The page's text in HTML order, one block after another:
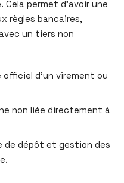
permet d’avoir une
règles bancaires,
un tiers non
d’un virement ou
non liée directement à
de dépôt et gestion des